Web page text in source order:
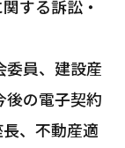
する訴訟・
委員、建設産
後の電子契約
、不動産適